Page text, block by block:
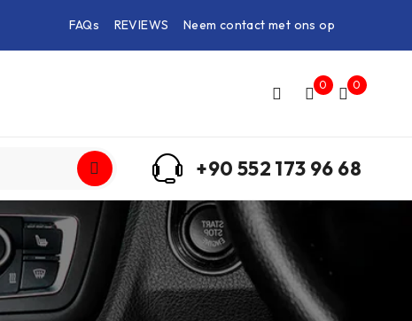
FAQs REVIEWS Neem contact met ons op
0 0
+90 552 173 96 68